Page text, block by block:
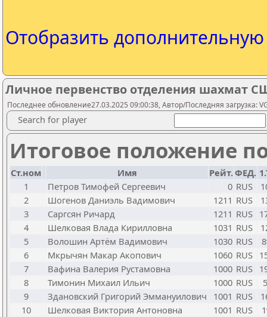
Отобразить
Личное первенство отделения шахмат
Последнее обновление27.03.2025 09:00:38, Автор/Последняя загрузка:
Search for player
Итоговое положение
Ст.ном Имя Рейт.ФЕД.
1
Петров Тимофей Сергеевич 0 RUS
2
Шогенов Даниэль Вадимович 1211 RUS
3
Саргсян Ричард 1211 RUS
4
Шелковая Влада Кирилловна 1031 RUS
5
Волошин Артём Вадимович 1030 RUS
6
Мкрычян Макар Акопович 1060 RUS
7
Вафина Валерия Рустамовна 1000 RUS
8
Тимонин Михаил Ильич 1000 RUS
9
Здановский Григорий Эммануилович 1001 RUS
10
Шелковая Виктория Антоновна 1001 RUS